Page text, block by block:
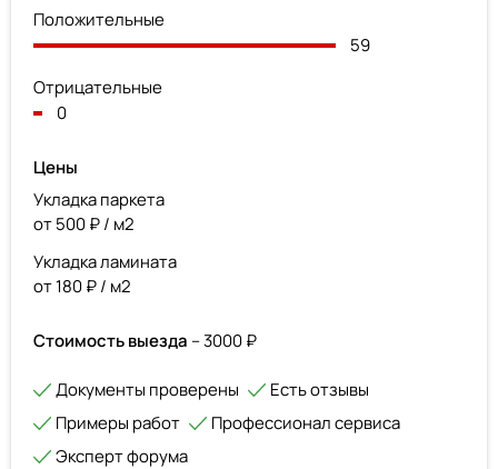
Положительные
59
Отрицательные
0
Цены
Укладка паркета
от 500 ₽ / м2
Укладка ламината
от 180 ₽ / м2
Стоимость выезда – 3000 ₽
Документы проверены
Есть отзывы
Примеры работ
Профессионал сервиса
Эксперт форума